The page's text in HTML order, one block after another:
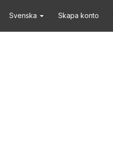
Svenska Skapa konto